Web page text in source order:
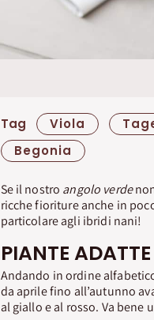
Tag Viola
Begonia
Se il nostro angolo verde
ricche fioriture anche in
particolare agli ibridi nani!
PIANTE
Andando in ordine
da aprile fino all’autunno
al giallo e al rosso. Va bene